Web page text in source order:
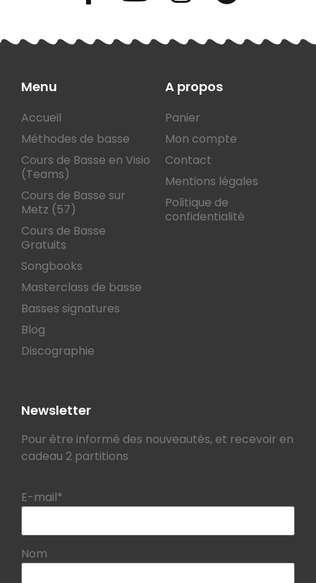
Menu
Accueil
Méthodes de basse
Cours de Basse en Visio
(Teams)
Cours de Basse sur
Metz (57)
Cours de Basse
Gratuits
Songbooks
Masterclass de basse
Basses signatures
Blog
Discographie
A propos
Panier
Mon compte
Contact
Mentions légales
Politique de
confidentialité
Newsletter
Pour être informé des nouveautés, et recevoir en
cadeau 2 partitions
E-mail*
Nom